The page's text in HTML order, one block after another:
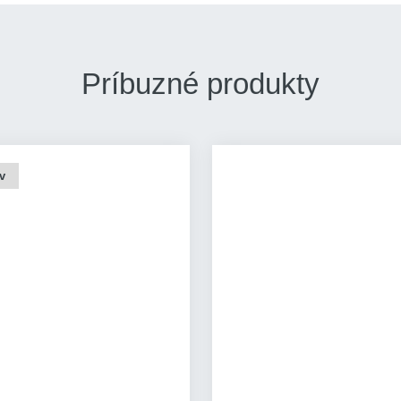
Príbuzné produkty